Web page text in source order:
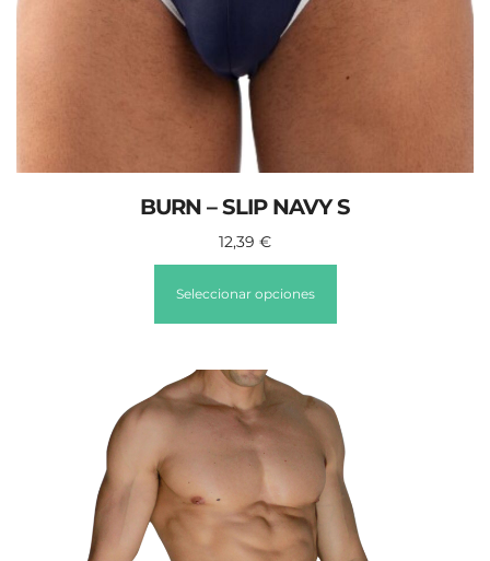
BURN – SLIP NAVY S
12,39 €
Seleccionar opciones